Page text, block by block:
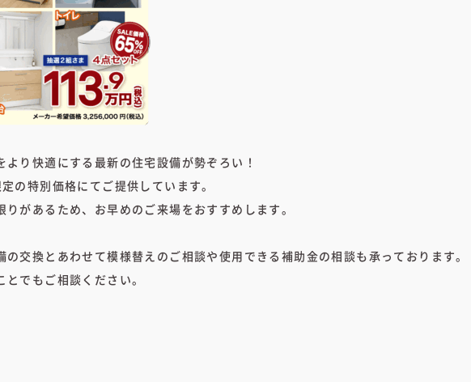
より快適にする最新の住宅設備が勢ぞろい！
の特別価格にてご提供しています。
りがあるため、お早めのご来場をおすすめします。
の交換とあわせて模様替えのご相談や使用できる補助金の相談も承っております。
とでもご相談ください。